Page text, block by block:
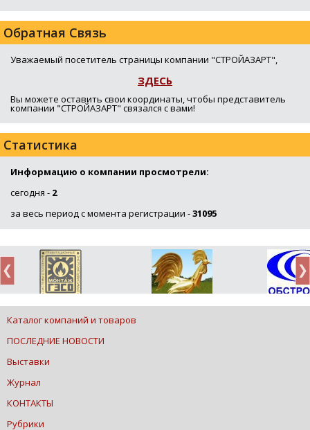
Обратная Связь
Уважаемый посетитель страницы компании "СТРОЙАЗАРТ",
ЗДЕСЬ
Вы можете оставить свои координаты, чтобы представитель
компании "СТРОЙАЗАРТ" связался с вами!
Статистика
Информацию о компании просмотрели:
сегодня - 2
за весь период с момента регистрации -31095
Каталог компаний и товаров
ПОСЛЕДНИЕ НОВОСТИ
Выставки
Журнал
КОНТАКТЫ
Рубрики